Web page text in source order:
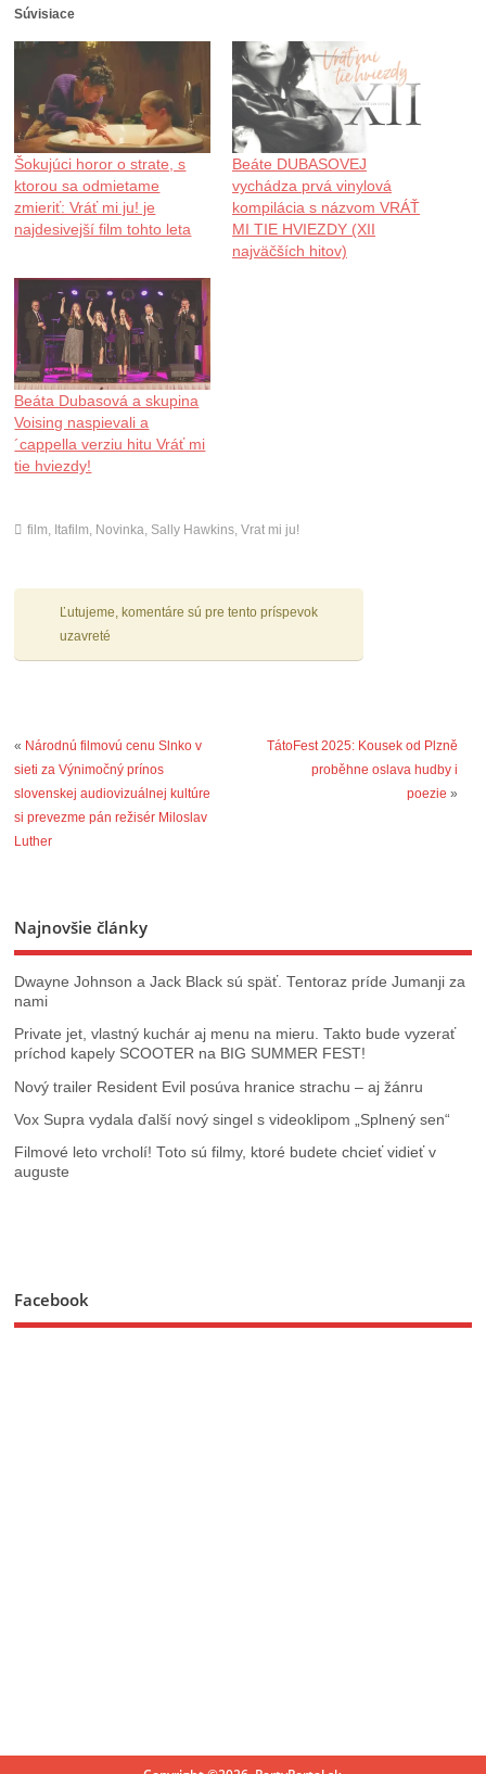
Súvisiace
Šokujúci horor o strate, s
ktorou sa odmietame
zmieriť: Vráť mi ju! je
najdesivejší film tohto leta
Beáte DUBASOVEJ
vychádza prvá vinylová
kompilácia s názvom VRÁŤ
MI TIE HVIEZDY (XII
najväčších hitov)
Beáta Dubasová a skupina
Voising naspievali a
´cappella verziu hitu Vráť mi
tie hviezdy!
film, Itafilm, Novinka, Sally Hawkins,Vrat mi ju!
Ľutujeme, komentáre sú pre tento príspevok
uzavreté
« Národnú filmovú cenu Slnko v
sieti za Výnimočný prínos
slovenskej audiovizuálnej kultúre
si prevezme pán režisér Miloslav
Luther
TátoFest 2025: Kousek od Plzně
proběhne oslava hudby i
poezie »
Najnovšie články
Dwayne Johnson a Jack Black sú späť. Tentoraz príde Jumanji za
nami
Private jet, vlastný kuchár aj menu na mieru. Takto bude vyzerať
príchod kapely SCOOTER na BIG SUMMER FEST!
Nový trailer Resident Evil posúva hranice strachu – aj žánru
Vox Supra vydala ďalší nový singel s videoklipom „Splnený sen“
Filmové leto vrcholí! Toto sú filmy, ktoré budete chcieť vidieť v
auguste
Facebook